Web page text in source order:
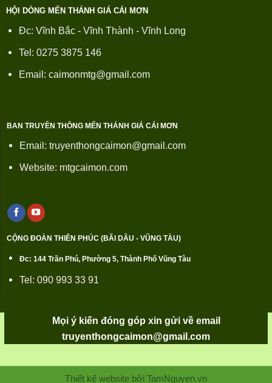
HỘI DÒNG MẾN THÁNH GIÁ CÁI MƠN
Đc: Vĩnh Bắc - Vĩnh Thành - Vĩnh Long
Tel: 0275 3875 146
Email: caimonmtg@gmail.com
BAN TRUYỀN THÔNG MẾN THÁNH GIÁ CÁI MƠN
Email: truyenthongcaimon@gmail.com
Website: mtgcaimon.com
CỘNG ĐOÀN THIÊN PHÚC (BÃI DÂU - VŨNG TÀU)
Đc: 144 Trần Phú, Phường 5, Thành Phố Vũng Tàu
Tel: 090 993 33 91
Mọi ý kiến đóng góp xin gửi về email
truyenthongcaimon@gmail.com
Thiết kế website bởi TamNguyen.vn